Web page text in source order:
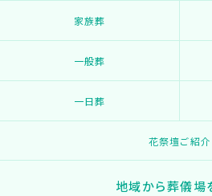
家族葬
一般葬
一日葬
花祭壇ご紹介
地域から葬儀場